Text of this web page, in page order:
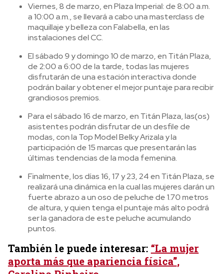
Viernes, 8 de marzo, en Plaza Imperial: de 8:00 a.m.
a 10:00 a.m., se llevará a cabo una masterclass de
maquillaje y belleza con Falabella, en las
instalaciones del CC.
El sábado 9 y domingo 10 de marzo, en Titán Plaza,
de 2:00 a 6:00 de la tarde, todas las mujeres
disfrutarán de una estación interactiva donde
podrán bailar y obtener el mejor puntaje para recibir
grandiosos premios.
Para el sábado 16 de marzo, en Titán Plaza, las(os)
asistentes podrán disfrutar de un desfile de
modas, con la Top Model Belky Arizala y la
participación de 15 marcas que presentarán las
últimas tendencias de la moda femenina.
Finalmente, los días 16, 17 y 23, 24 en Titán Plaza, se
realizará una dinámica en la cual las mujeres darán un
fuerte abrazo a un oso de peluche de 1.70 metros
de altura, y quien tenga el puntaje más alto podrá
ser la ganadora de este peluche acumulando
puntos.
También le puede interesar: “La mujer
aporta más que apariencia física”,